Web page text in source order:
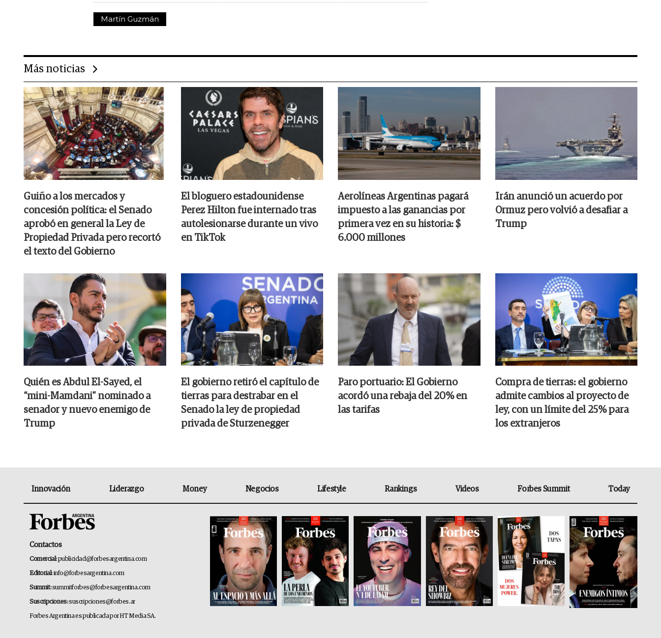
Martín Guzmán
Más noticias
Guiño a los mercados y
concesión política: el Senado
aprobó en general la Ley de
Propiedad Privada pero recortó
el texto del Gobierno
El bloguero estadounidense
Perez Hilton fue internado tras
autolesionarse durante un vivo
en TikTok
Aerolíneas Argentinas pagará
impuesto a las ganancias por
primera vez en su historia: $
6.000 millones
Irán anunció un acuerdo por
Ormuz pero volvió a desafiar a
Trump
Quién es Abdul El-Sayed, el
“mini-Mamdani” nominado a
senador y nuevo enemigo de
Trump
El gobierno retiró el capítulo de
tierras para destrabar en el
Senado la ley de propiedad
privada de Sturzenegger
Paro portuario: El Gobierno
acordó una rebaja del 20% en
las tarifas
Compra de tierras: el gobierno
admite cambios al proyecto de
ley, con un límite del 25% para
los extranjeros
Innovación Liderazgo Money Negocios Lifestyle Rankings Videos Forbes Summit Today
Contactos
Comercial:publicidad@forbesargentina.com
Editorial:info@forbesargentina.com
Summit:summitforbes@forbesargentina.com
Suscripciones:suscripciones@forbes.ar
Forbes Argentina es publicada por HT Media SA.